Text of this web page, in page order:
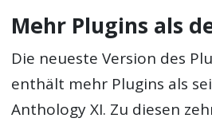
Mehr Plugins als
Die neueste Version des
enthält mehr Plugins als
Anthology XI. Zu diesen